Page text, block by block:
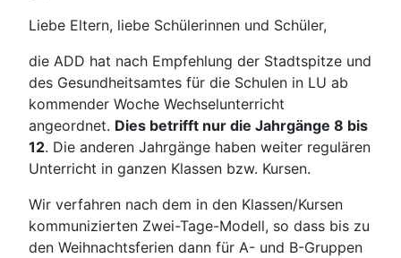
Liebe Eltern, liebe Schülerinnen und Schüler,
die ADD hat nach Empfehlung der Stadtspitze und
des Gesundheitsamtes für die Schulen in LU ab
kommender Woche Wechselunterricht
angeordnet. Dies betrifft nur die Jahrgänge 8 bis
12. Die anderen Jahrgänge haben weiter regulären
Unterricht in ganzen Klassen bzw. Kursen.
Wir verfahren nach dem in den Klassen/Kursen
kommunizierten Zwei-Tage-Modell, so dass bis zu
den Weihnachtsferien dann für A- und B-Gruppen